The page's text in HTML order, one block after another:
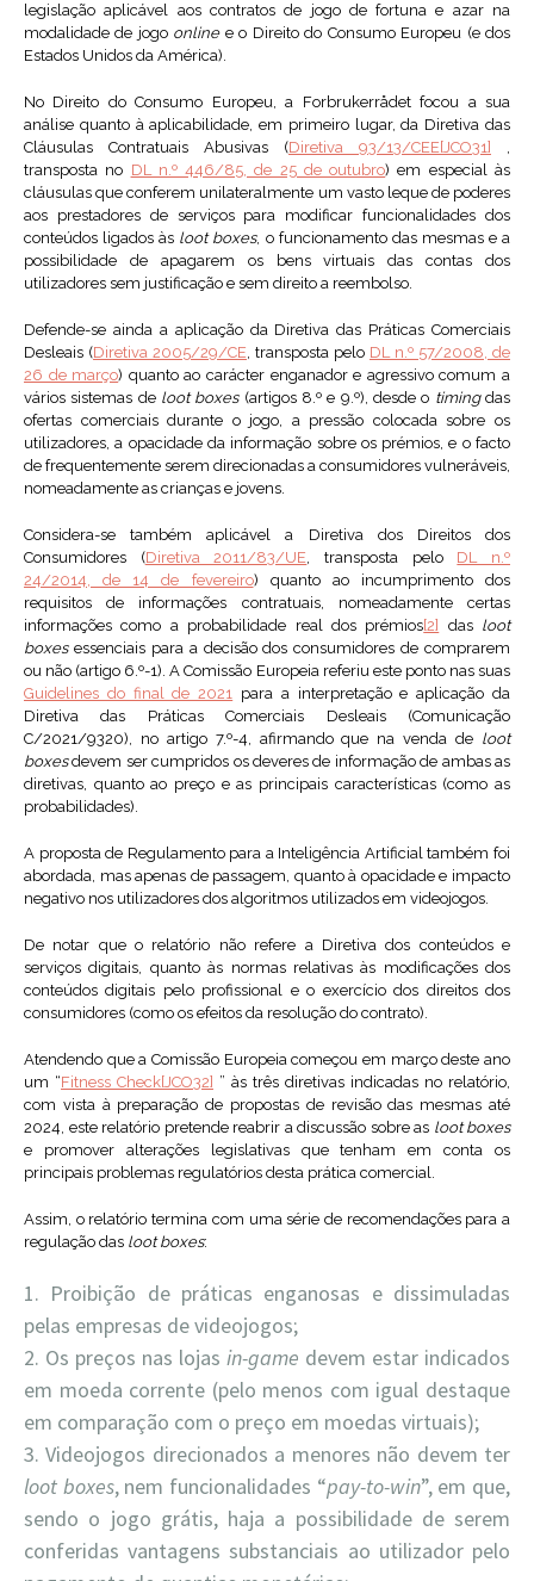
legislação aplicável aos contratos de jogo de fortuna e azar na
modalidade de jogo onlinee o Direito do Consumo Europeu (e dos
Estados Unidos da América).
No Direito do Consumo Europeu, a Forbrukerrådet focou a sua
análise quanto à aplicabilidade, em primeiro lugar, da Diretiva das
Cláusulas Contratuais Abusivas (Diretiva 93/13/CEE[JCO31]
,
transposta no DL n.º 446/85, de 25 de outubro) em especial às
cláusulas que conferem unilateralmente um vasto leque de poderes
aos prestadores de serviços para modificar funcionalidades dos
conteúdos ligados às loot boxes, o funcionamento das mesmas e a
possibilidade de apagarem os bens virtuais das contas dos
utilizadores sem justificação e sem direito a reembolso.
Defende-se ainda a aplicação da Diretiva das Práticas Comerciais
Desleais (Diretiva 2005/29/CE, transposta pelo DL n.º 57/2008, de
26 de março) quanto ao carácter enganador e agressivo comum a
vários sistemas de loot boxes(artigos 8.º e 9.º), desde o timingdas
ofertas comerciais durante o jogo, a pressão colocada sobre os
utilizadores, a opacidade da informação sobre os prémios, e o facto
de frequentemente serem direcionadas a consumidores vulneráveis,
nomeadamente as crianças e jovens.
Considera-se também aplicável a Diretiva dos Direitos dos
Consumidores (Diretiva 2011/83/UE, transposta pelo DL n.º
24/2014, de 14 de fevereiro) quanto ao incumprimento dos
requisitos de informações contratuais, nomeadamente certas
informações como a probabilidade real dos prémios[2] das loot
boxesessenciais para a decisão dos consumidores de comprarem
ou não (artigo 6.º-1). A Comissão Europeia referiu este ponto nas suas
Guidelines do final de 2021 para a interpretação e aplicação da
Diretiva das Práticas Comerciais Desleais (Comunicação
C/2021/9320), no artigo 7.º-4, afirmando que na venda de loot
boxesdevem ser cumpridos os deveres de informação de ambas as
diretivas, quanto ao preço e as principais características (como as
probabilidades).
A proposta de Regulamento para a Inteligência Artificial também foi
abordada, mas apenas de passagem, quanto à opacidade e impacto
negativo nos utilizadores dos algoritmos utilizados em videojogos.
De notar que o relatório não refere a Diretiva dos conteúdos e
serviços digitais, quanto às normas relativas às modificações dos
conteúdos digitais pelo profissional e o exercício dos direitos dos
consumidores (como os efeitos da resolução do contrato).
Atendendo que a Comissão Europeia começou em março deste ano
um “Fitness Check[JCO32] ” às três diretivas indicadas no relatório,
com vista à preparação de propostas de revisão das mesmas até
2024, este relatório pretende reabrir a discussão sobre as loot boxes
e promover alterações legislativas que tenham em conta os
principais problemas regulatórios desta prática comercial.
Assim, o relatório termina com uma série de recomendações para a
regulação das loot boxes:
Proibição de práticas enganosas e dissimuladas
pelas empresas de videojogos;
Os preços nas lojas in-game devem estar indicados
em moeda corrente (pelo menos com igual destaque
em comparação com o preço em moedas virtuais);
Videojogos direcionados a menores não devem ter
loot boxes, nem funcionalidades “pay-to-win”, em que,
sendo o jogo grátis, haja a possibilidade de serem
conferidas vantagens substanciais ao utilizador pelo